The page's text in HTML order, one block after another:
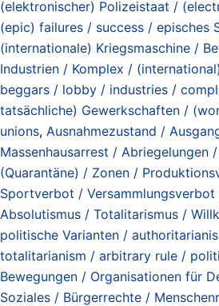
(elektronischer) Polizeistaat /
(epic) failures / success / episches
(internationale) Kriegsmaschine /
Industrien / Komplex /
beggars / lobby / industries /
tatsächliche) Gewerkschaften /
unions, Ausnahmezustand /
Massenhausarrest / Abriegelungen
(Quarantäne) / Zonen /
Sportverbot /
Absolutismus / Totalitarismus /
politische Varianten /
totalitarianism / arbitrary rule /
Bewegungen / Organisationen für
Soziales / Bürgerrechte /